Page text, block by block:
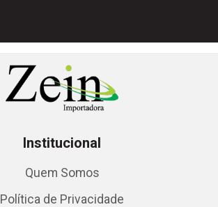
Institucional
Quem Somos
Política de Privacidade